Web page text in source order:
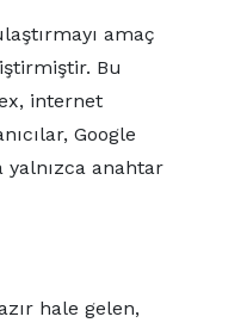
amaç
Bu
internet
Google
anahtar
hale gelen,